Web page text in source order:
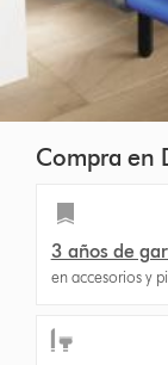
Compra en
3 años de
en accesorios y